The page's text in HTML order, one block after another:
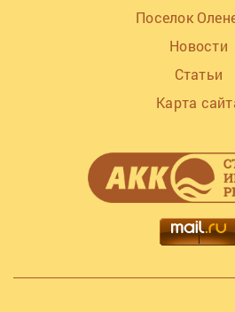
Поселок
Новости
Статьи
Карта